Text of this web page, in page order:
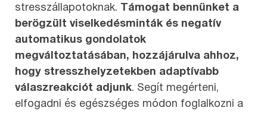
stresszállapotoknak.
Támogat bennünket a
berögzült viselkedésminták és negatív
automatikus gondolatok
megváltoztatásában, hozzájárulva ahhoz,
hogy stresszhelyzetekben adaptívabb
válaszreakciót adjunk. Segít megérteni,
elfogadni és egészséges módon foglalkozni a